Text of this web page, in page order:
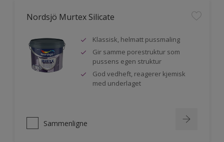
Nordsjö Murtex Silicate
Klassisk, helmatt pussmaling
Gir samme porestruktur som
pussens egen struktur
God vedheft, reagerer kjemisk
med underlaget
Sammenligne